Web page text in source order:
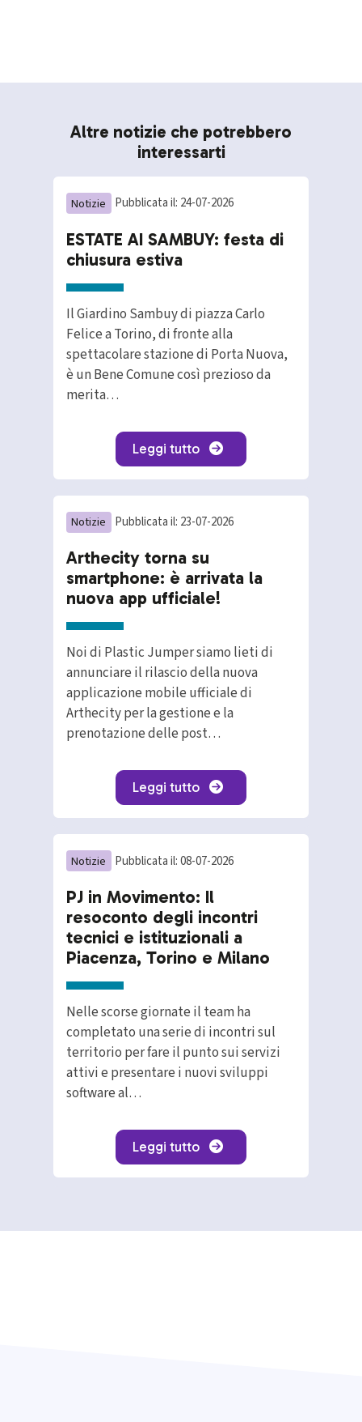
Altre notizie che potrebbero
interessarti
Notizie Pubblicata il: 24-07-2026
ESTATE AI SAMBUY: festa di
chiusura estiva
Il Giardino Sambuy di piazza Carlo
Felice a Torino, di fronte alla
spettacolare stazione di Porta Nuova,
è un Bene Comune così prezioso da
merita…
Leggi tutto
Notizie Pubblicata il: 23-07-2026
Arthecity torna su
smartphone: è arrivata la
nuova app ufficiale!
Noi di Plastic Jumper siamo lieti di
annunciare il rilascio della nuova
applicazione mobile ufficiale di
Arthecity per la gestione e la
prenotazione delle post…
Leggi tutto
Notizie Pubblicata il: 08-07-2026
PJ in Movimento: Il
resoconto degli incontri
tecnici e istituzionali a
Piacenza, Torino e Milano
Nelle scorse giornate il team ha
completato una serie di incontri sul
territorio per fare il punto sui servizi
attivi e presentare i nuovi sviluppi
software al…
Leggi tutto